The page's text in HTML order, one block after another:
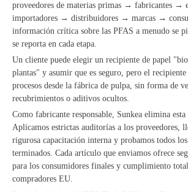
proveedores de materias primas → fabricantes →
importadores → distribuidores → marcas →
información crítica sobre las PFAS a menudo se
se reporta en cada etapa.
Un cliente puede elegir un recipiente de papel
plantas" y asumir que es seguro, pero el
procesos desde la fábrica de pulpa, sin forma de
recubrimientos o aditivos ocultos.
Como fabricante responsable, Sunkea elimina
Aplicamos estrictas auditorías a los proveedores,
rigurosa capacitación interna y probamos todos
terminados. Cada artículo que enviamos ofrece
para los consumidores finales y cumplimiento
compradores EU.